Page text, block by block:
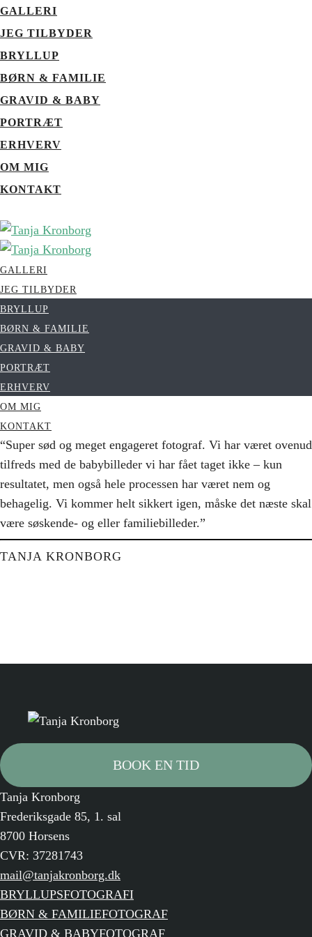
GALLERI
JEG TILBYDER
BRYLLUP
BØRN & FAMILIE
GRAVID & BABY
PORTRÆT
ERHVERV
OM MIG
KONTAKT
GALLERI
JEG TILBYDER
BRYLLUP
BØRN & FAMILIE
GRAVID & BABY
PORTRÆT
ERHVERV
OM MIG
KONTAKT
“Super sød og meget engageret fotograf. Vi har været ovenud
tilfreds med de babybilleder vi har fået taget ikke – kun
resultatet, men også hele processen har været nem og
behagelig. Vi kommer helt sikkert igen, måske det næste skal
være søskende- og eller familiebilleder.”
TANJA KRONBORG
BOOK EN TID
Tanja Kronborg
Frederiksgade 85, 1. sal
8700 Horsens
CVR: 37281743
mail@tanjakronborg.dk
BRYLLUPSFOTOGRAFI
BØRN & FAMILIEFOTOGRAF
GRAVID & BABYFOTOGRAF